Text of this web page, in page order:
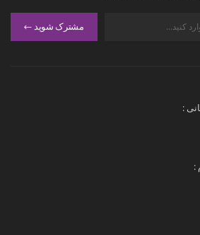
مشترک شوید
:
: